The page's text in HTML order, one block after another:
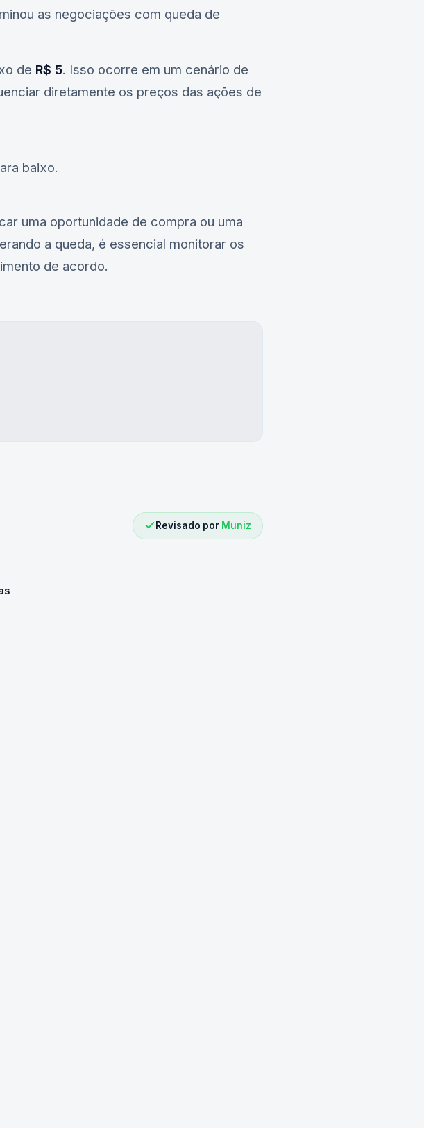
as negociações com queda de
de R$ 5. Isso ocorre em um cenário de
diretamente os preços das ações de
baixo.
uma oportunidade de compra ou uma
a queda, é essencial monitorar os
de acordo.
Revisado por Muniz